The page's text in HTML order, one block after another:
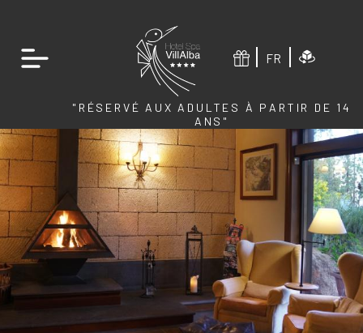
FR
"RÉSERVÉ AUX ADULTES À PARTIR DE 14
ANS"